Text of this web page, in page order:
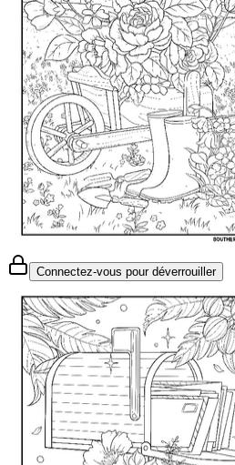
Connectez-vous pour déverrouiller